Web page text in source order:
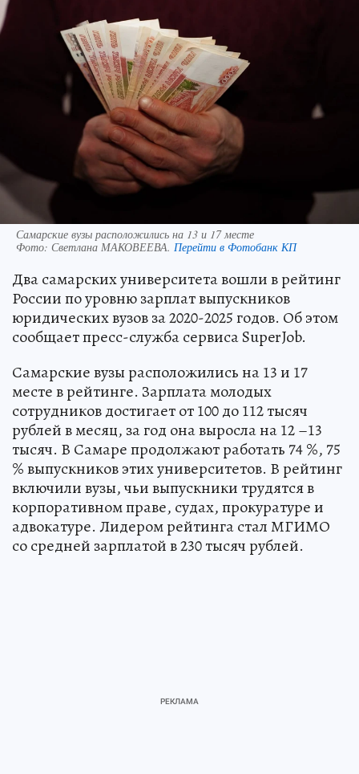
Самарские вузы расположились на 13 и 17 месте
Фото: Светлана МАКОВЕЕВА. Перейти в Фотобанк КП
Два самарских университета вошли в рейтинг
России по уровню зарплат выпускников
юридических вузов за 2020-2025 годов. Об этом
сообщает пресс-служба сервиса SuperJob.
Самарские вузы расположились на 13 и 17
месте в рейтинге. Зарплата молодых
сотрудников достигает от 100 до 112 тысяч
рублей в месяц, за год она выросла на 12 –13
тысяч. В Самаре продолжают работать 74 %, 75
% выпускников этих университетов. В рейтинг
включили вузы, чьи выпускники трудятся в
корпоративном праве, судах, прокуратуре и
адвокатуре. Лидером рейтинга стал МГИМО
со средней зарплатой в 230 тысяч рублей.